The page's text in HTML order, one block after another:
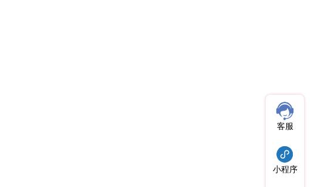
客服
小程序